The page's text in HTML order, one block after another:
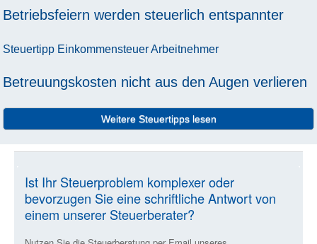
Betriebsfeiern werden steuerlich entspannter
Steuertipp EinkommensteuerArbeitnehmer
Betreuungskosten nicht aus den Augen verlieren
Weitere Steuertipps lesen